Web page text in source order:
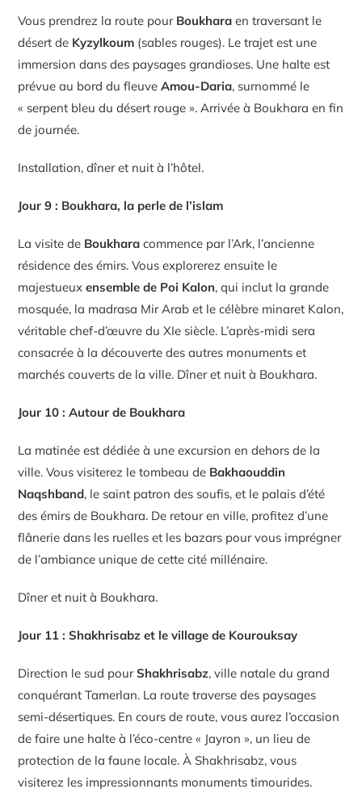
Vous prendrez la route pour Boukhara en traversant le
désert de Kyzylkoum (sables rouges). Le trajet est une
immersion dans des paysages grandioses. Une halte est
prévue au bord du fleuveAmou-Daria, surnommé le
« serpent bleu du désert rouge ». Arrivée à Boukhara en fin
de journée.
Installation, dîner et nuit à l’hôtel.
Jour 9 : Boukhara, la perle de l’islam
La visite de Boukhara commence par l’Ark, l’ancienne
résidence des émirs. Vous explorerez ensuite le
majestueuxensemble de Poi Kalon, qui inclut la grande
mosquée, la madrasa Mir Arab et le célèbre minaret Kalon,
véritable chef-d’œuvre du XIe siècle. L’après-midi sera
consacrée à la découverte des autres monuments et
marchés couverts de la ville. Dîner et nuit à Boukhara.
Jour 10 : Autour de Boukhara
La matinée est dédiée à une excursion en dehors de la
ville. Vous visiterez le tombeau de Bakhaouddin
Naqshband, le saint patron des soufis, et le palais d’été
des émirs de Boukhara. De retour en ville, profitez d’une
flânerie dans les ruelles et les bazars pour vous imprégner
de l’ambiance unique de cette cité millénaire.
Dîner et nuit à Boukhara.
Jour 11 : Shakhrisabz et le village de Kourouksay
Direction le sud pourShakhrisabz, ville natale du grand
conquérant Tamerlan. La route traverse des paysages
semi-désertiques. En cours de route, vous aurez l’occasion
de faire une halte à l’éco-centre « Jayron », un lieu de
protection de la faune locale. À Shakhrisabz, vous
visiterez les impressionnants monuments timourides.